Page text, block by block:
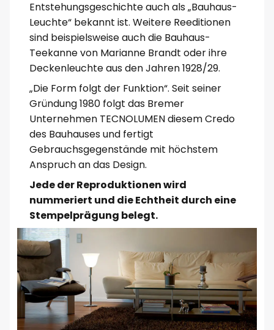
Entstehungsgeschichte auch als „Bauhaus-
Leuchte“ bekannt ist. Weitere Reeditionen
sind beispielsweise auch die Bauhaus-
Teekanne von Marianne Brandt oder ihre
Deckenleuchte aus den Jahren 1928/29.
„Die Form folgt der Funktion“. Seit seiner
Gründung 1980 folgt das Bremer
Unternehmen TECNOLUMEN diesem Credo
des Bauhauses und fertigt
Gebrauchsgegenstände mit höchstem
Anspruch an das Design.
Jede der Reproduktionen wird
nummeriert und die Echtheit durch eine
Stempelprägung belegt.